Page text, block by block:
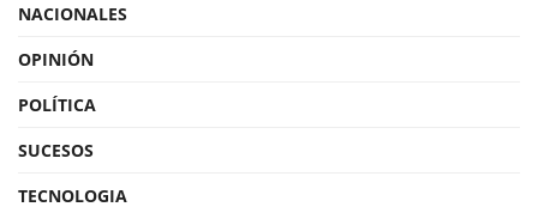
NACIONALES
OPINIÓN
POLÍTICA
SUCESOS
TECNOLOGIA